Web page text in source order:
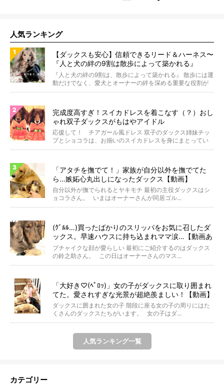
人気ランキング
【ダックスも安心】信頼できるリード＆ハーネス〜
『人と犬の絆の9割は散歩によって築かれる』
WOLFGANG MAN＆BEAST〜
『人と犬の絆の9割は、散歩によって築かれる』 散歩には運
動だけでなく、愛犬とオーナーの絆を深める重要な役割が
あ...
完成度高すぎ！スイカドレスを着こなす（？）おし
ゃれ双子ダックスがもはやアイドル
応援して！ チアガール風ドレス 双子のダックス姉妹チッ
プとショコラは、お揃いのスイカドレスを身にまとってい
ます...
「アタチを撫でて！」家族が自分以外を撫でてた
ら…嫉妬心丸出しになったダックス【動画】
自分以外が撫でられるとヤキモチ 最初の主役ダックスはシ
ョコラさん。 いまはオーナーさんが同居ゴル...
(ｸﾞﾙﾙ…)買ったばかりのスリッパをお気に召したダ
ックス。早速ハウスに持ち込まれママ涙…【動画あ
り】
ブチャイクな顔が愛らしい 最初にご紹介するのはダックス
の鈴之助さん。 この日はオーナーさんのマス...
「大好き♡(ﾍﾟﾛｯ)」女の子がダックスに取り囲まれ
てた。愛されすぎな光景が超絶羨ましい！【動画】
ダックスに囲まれた女の子 階段に座る女の子の周りにはた
くさんのダックスたちがいます。 女の子はダ...
人気ランキング一覧
カテゴリー